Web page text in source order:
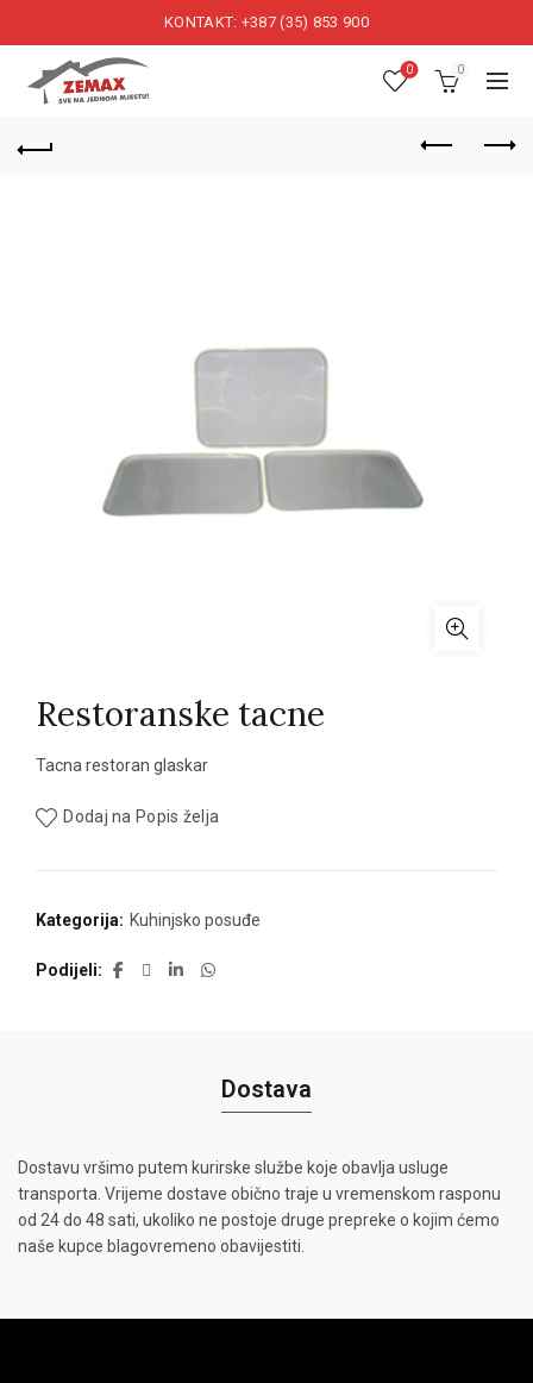
KONTAKT: +387 (35) 853 900
0 0
Restoranske tacne
Tacna restoran glaskar
Dodaj na Popis želja
Kategorija: Kuhinjsko posuđe
Podijeli
Dostava
Dostavu vršimo putem kurirske službe koje obavlja usluge
transporta. Vrijeme dostave obično traje u vremenskom rasponu
od 24 do 48 sati, ukoliko ne postoje druge prepreke o kojim ćemo
naše kupce blagovremeno obavijestiti.